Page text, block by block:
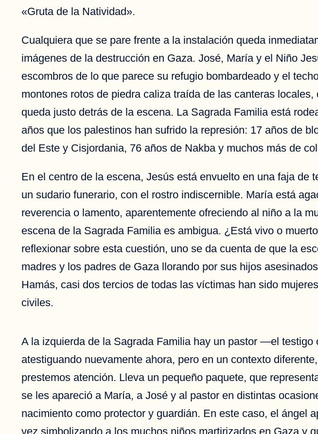
«Gruta de la Natividad».
Cualquiera que se pare frente a la instalación queda
imágenes de la destrucción en Gaza. José, María y el Niño
escombros de lo que parece su refugio bombardeado y el
montones rotos de piedra caliza traída de las canteras
queda justo detrás de la escena. La Sagrada Familia está
años que los palestinos han sufrido la represión: 17 años de
del Este y Cisjordania, 76 años de Nakba y muchos más de
En el centro de la escena, Jesús está envuelto en una faja
un sudario funerario, con el rostro indiscernible. María está
reverencia o lamento, aparentemente ofreciendo al niño a la
escena de la Sagrada Familia es ambigua. ¿Está vivo o
reflexionar sobre esta cuestión, uno se da cuenta de que la
madres y los padres de Gaza llorando por sus hijos
Hamás, casi dos tercios de todas las víctimas han sido
civiles.
A la izquierda de la Sagrada Familia hay un pastor —el
atestiguando nuevamente ahora, pero en un contexto
prestemos atención. Lleva un pequeño paquete, que
se les apareció a María, a José y al pastor en distintas
nacimiento como protector y guardián. En este caso, el ángel
vez simbolizando a los muchos niños martirizados en Gaza y